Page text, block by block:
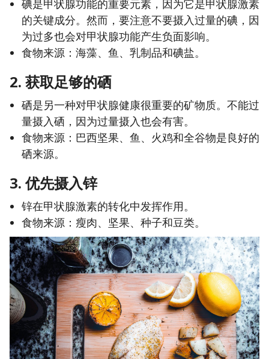
碘是甲状腺功能的重要元素，因为它是甲状腺激素
的关键成分。然而，要注意不要摄入过量的碘，因
为过多也会对甲状腺功能产生负面影响。
食物来源：海藻、鱼、乳制品和碘盐。
2. 获取足够的硒
硒是另一种对甲状腺健康很重要的矿物质。不能过
量摄入硒，因为过量摄入也会有害。
食物来源：巴西坚果、鱼、火鸡和全谷物是良好的
硒来源。
3. 优先摄入锌
锌在甲状腺激素的转化中发挥作用。
食物来源：瘦肉、坚果、种子和豆类。